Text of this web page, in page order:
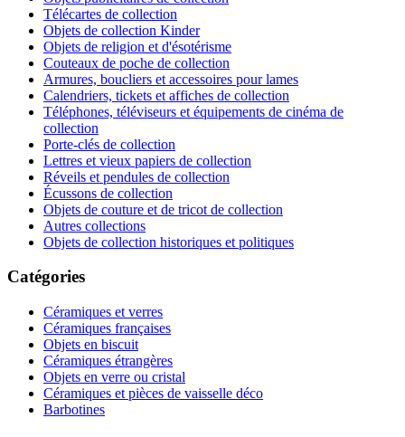
Télécartes de collection
Objets de collection Kinder
Objets de religion et d'ésotérisme
Couteaux de poche de collection
Armures, boucliers et accessoires pour lames
Calendriers, tickets et affiches de collection
Téléphones, téléviseurs et équipements de cinéma de
collection
Porte-clés de collection
Lettres et vieux papiers de collection
Réveils et pendules de collection
Écussons de collection
Objets de couture et de tricot de collection
Autres collections
Objets de collection historiques et politiques
Catégories
Céramiques et verres
Céramiques françaises
Objets en biscuit
Céramiques étrangères
Objets en verre ou cristal
Céramiques et pièces de vaisselle déco
Barbotines